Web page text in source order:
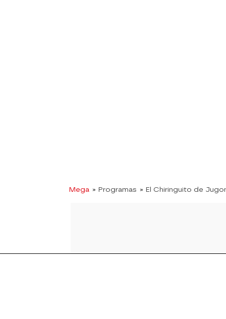
Mega » Programas » El Chiringuito de